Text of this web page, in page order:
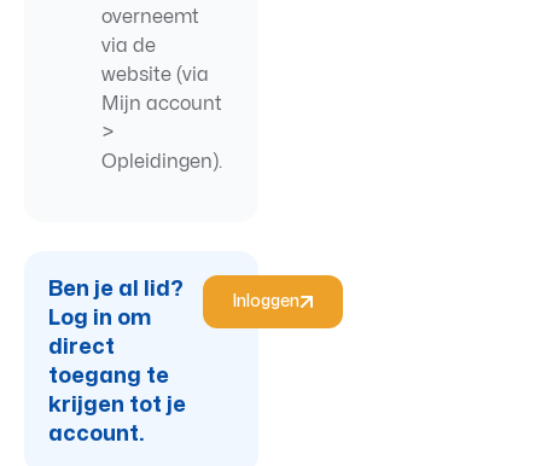
overneemt
via de
website (via
Mijn account
>
Opleidingen).
Ben je al lid?
Log in om
direct
toegang te
krijgen tot je
account.
Inloggen